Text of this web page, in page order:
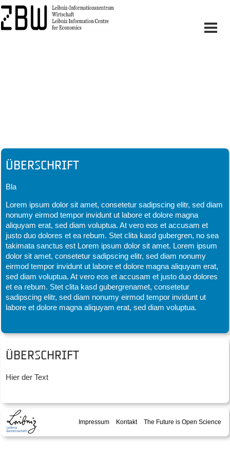
Überschrift
Bla
Lorem ipsum dolor sit amet, consetetur sadipscing elitr, sed diam
nonumy eirmod tempor invidunt ut labore et dolore magna
aliquyam erat, sed diam voluptua. At vero eos et accusam et
justo duo dolores et ea rebum. Stet clita kasd gubergren, no sea
takimata sanctus est Lorem ipsum dolor sit amet. Lorem ipsum
dolor sit amet, consetetur sadipscing elitr, sed diam nonumy
eirmod tempor invidunt ut labore et dolore magna aliquyam erat,
sed diam voluptua. At vero eos et accusam et justo duo dolores
et ea rebum. Stet clita kasd gubergrenamet, consetetur
sadipscing elitr, sed diam nonumy eirmod tempor invidunt ut
labore et dolore magna aliquyam erat, sed diam voluptua.
Überschrift
Hier der Text
Impressum Kontakt The Future is Open Science